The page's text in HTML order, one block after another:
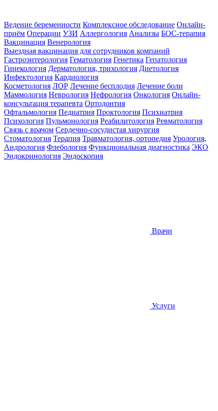
Ведение беременности Комплексное обследование Онлайн-
приём Операции УЗИ Аллергология Анализы БОС-терапия
Вакцинация Венерология
Выездная вакцинация для сотрудников компаний
Гастроэнтерология Гематология Генетика Гепатология
Гинекология Дерматология, трихология Диетология
Инфектология Кардиология
Косметология ЛОР Лечение бесплодия Лечение боли
Маммология Неврология Нефрология Онкология Онлайн-
консультация терапевта Ортодонтия
Офтальмология Педиатрия Проктология Психиатрия
Психология Пульмонология Реабилитология Ревматология
Связь с врачом Сердечно-сосудистая хирургия
Стоматология Терапия Травматология, ортопедия Урология,
Андрология Флебология Функциональная диагностика ЭКО
Эндокринология Эндоскопия
Врачи
Услуги